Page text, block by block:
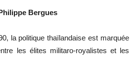
Bergues
la politique thaïlandaise est marquée
les élites militaro-royalistes et les